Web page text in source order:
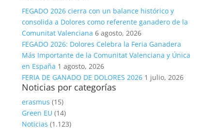
FEGADO 2026 cierra con un balance histórico y
consolida a Dolores como referente ganadero de la
Comunitat Valenciana 6 agosto, 2026
FEGADO 2026: Dolores Celebra la Feria Ganadera
Más Importante de la Comunitat Valenciana y Única
en España 1 agosto, 2026
FERIA DE GANADO DE DOLORES 2026 1 julio, 2026
Noticias por categorías
erasmus (15)
Green EU (14)
Noticias (1.123)